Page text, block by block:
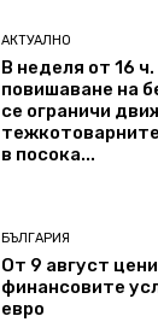
АКТУАЛНО
В неделя от 16
повишаване на
се ограничи
в посока...
БЪЛГАРИЯ
От 9 август
финансовите
евро